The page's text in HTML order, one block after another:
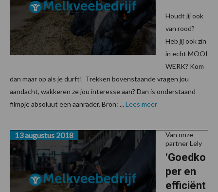
Houdt jij ook
van rood?
Heb jij ook zin
in echt MOOI
WERK? Kom
dan maar op als je durft! Trekken bovenstaande vragen jou
aandacht, wakkeren ze jou interesse aan? Dan is onderstaand
filmpje absoluut een aanrader. Bron: ... Lees meer
Van onze
partner Lely
‘Goedko
per en
efficiënt
13 augustus 2018